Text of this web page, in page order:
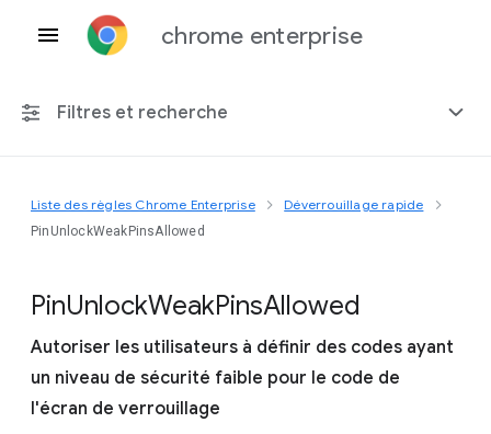
chrome enterprise
Filtres et recherche
Toute plate-forme
Inclure les règles obsolètes
Liste des règles Chrome Enterprise Déverrouillage rapide
PinUnlockWeakPinsAllowed
PinUnlockWeakPinsAllowed
Autoriser les utilisateurs à définir des codes ayant
un niveau de sécurité faible pour le code de
l'écran de verrouillage